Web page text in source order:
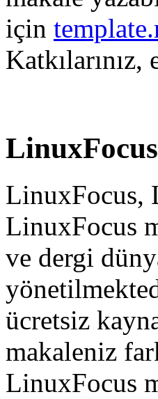
için
Katkılarınız,
LinuxFocus,
LinuxFocus
ve dergi
ücretsiz
makaleniz
LinuxFocus